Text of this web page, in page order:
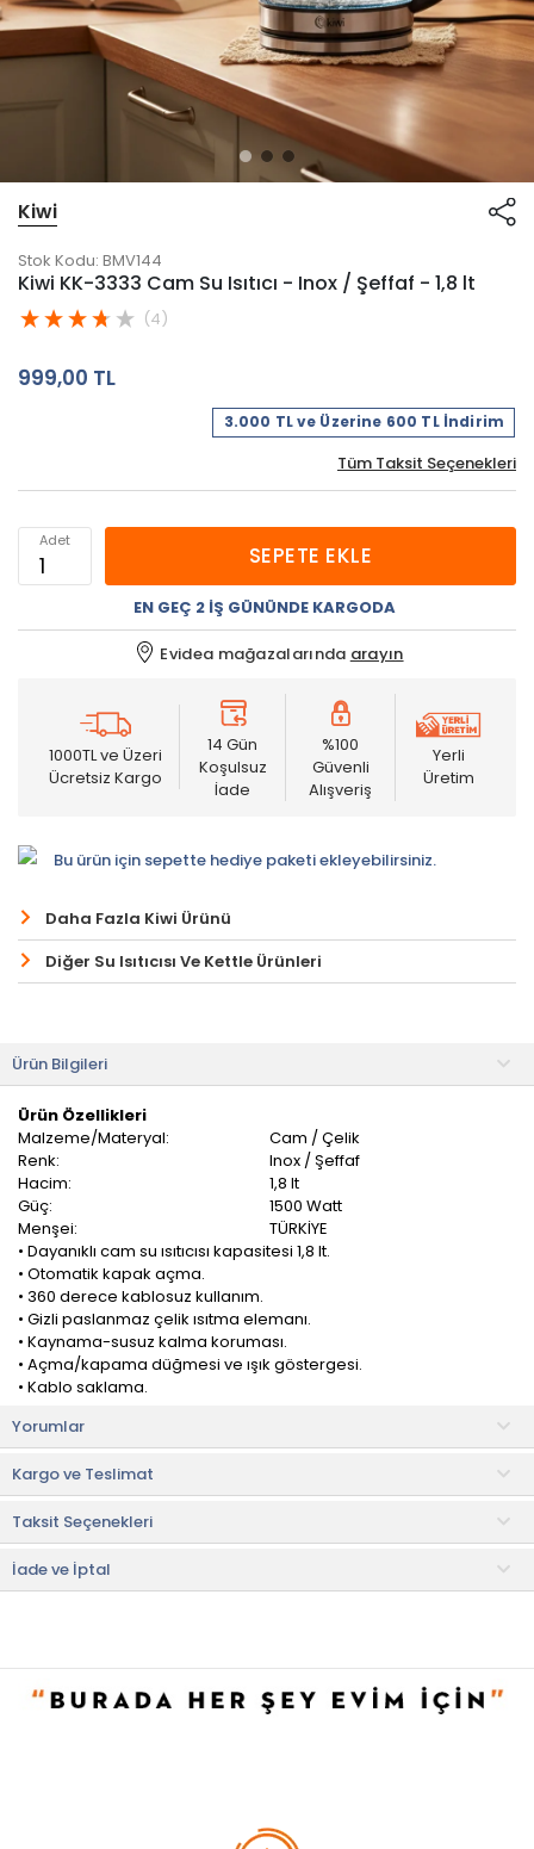
Kiwi
Stok Kodu: BMV144
Kiwi KK-3333 Cam Su Isıtıcı - Inox / Şeffaf - 1,8 lt
(4)
999,00 TL
3.000 TL ve Üzerine 600 TL İndirim
Tüm Taksit Seçenekleri
Adet
SEPETE EKLE
EN GEÇ 2 İŞ GÜNÜNDE KARGODA
Evidea mağazalarında arayın
1000TL ve Üzeri
Ücretsiz Kargo
14 Gün
Koşulsuz
İade
%100
Güvenli
Alışveriş
Yerli
Üretim
Bu ürün için sepette hediye paketi ekleyebilirsiniz.
Daha Fazla Kiwi Ürünü
Diğer Su Isıtıcısı Ve Kettle Ürünleri
Ürün Bilgileri
Ürün Özellikleri
Malzeme/Materyal:
Cam / Çelik
Renk:
Inox / Şeffaf
Hacim:
1,8 lt
Güç:
1500 Watt
Menşei:
TÜRKİYE
• Dayanıklı cam su ısıtıcısı kapasitesi 1,8 lt.
• Otomatik kapak açma.
• 360 derece kablosuz kullanım.
• Gizli paslanmaz çelik ısıtma elemanı.
• Kaynama-susuz kalma koruması.
• Açma/kapama düğmesi ve ışık göstergesi.
• Kablo saklama.
Şık Tasarım
Cam haznesi ile mutfaklarda çeşitli ürün ve eşyalar ile uyumlu bir
görsele sahiptir. Sade ve şık tasarımı ile öne çıkarken oldukça
ergonomik bir yapısı vardır. Su seviyesi göstergesi sayesinde
kolay takip imkanı sunar.
Su Kaynatma Gücü
1500 watt değerinde etkili bir su kaynatma gücüne sahiptir.
Yorumlar
Kargo ve Teslimat
Taksit Seçenekleri
İade ve İptal